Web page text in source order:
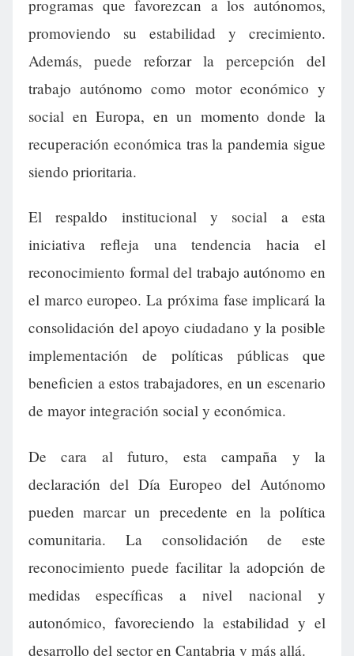
programas que favorezcan a los autónomos,
promoviendo su estabilidad y crecimiento.
Además, puede reforzar la percepción del
trabajo autónomo como motor económico y
social en Europa, en un momento donde la
recuperación económica tras la pandemia sigue
siendo prioritaria.
El respaldo institucional y social a esta
iniciativa refleja una tendencia hacia el
reconocimiento formal del trabajo autónomo en
el marco europeo. La próxima fase implicará la
consolidación del apoyo ciudadano y la posible
implementación de políticas públicas que
beneficien a estos trabajadores, en un escenario
de mayor integración social y económica.
De cara al futuro, esta campaña y la
declaración del Día Europeo del Autónomo
pueden marcar un precedente en la política
comunitaria. La consolidación de este
reconocimiento puede facilitar la adopción de
medidas específicas a nivel nacional y
autonómico, favoreciendo la estabilidad y el
desarrollo del sector en Cantabria y más allá.